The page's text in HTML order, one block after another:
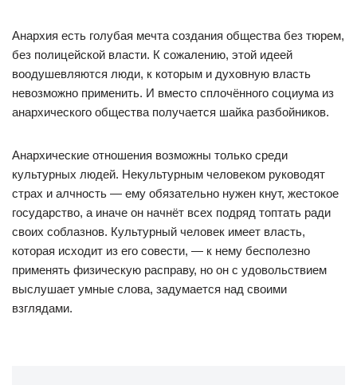
Анархия есть голубая мечта создания общества без тюрем,
без полицейской власти. К сожалению, этой идеей
воодушевляются люди, к которым и духовную власть
невозможно применить. И вместо сплочённого социума из
анархического общества получается шайка разбойников.
Анархические отношения возможны только среди
культурных людей. Некультурным человеком руководят
страх и алчность — ему обязательно нужен кнут, жестокое
государство, а иначе он начнёт всех подряд топтать ради
своих соблазнов. Культурный человек имеет власть,
которая исходит из его совести, — к нему бесполезно
применять физическую расправу, но он с удовольствием
выслушает умные слова, задумается над своими
взглядами.